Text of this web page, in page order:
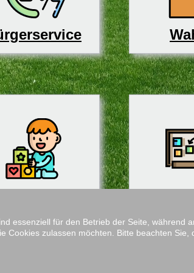
essenziell für den Betrieb der Seite,
Cookies zulassen möchten. Bitte beachten